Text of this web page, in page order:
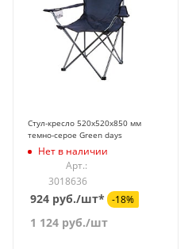
Стул-кресло 520х520х850 мм
темно-серое Green days
Нет в наличии
Арт.:
3018636
924 руб./шт* -18%
1 124 руб./шт